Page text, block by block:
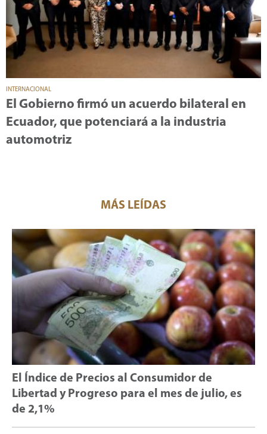
INTERNACIONAL
El Gobierno firmó un acuerdo bilateral en
Ecuador, que potenciará a la industria
automotriz
MÁS LEÍDAS
El Índice de Precios al Consumidor de
Libertad y Progreso para el mes de julio, es
de 2,1%